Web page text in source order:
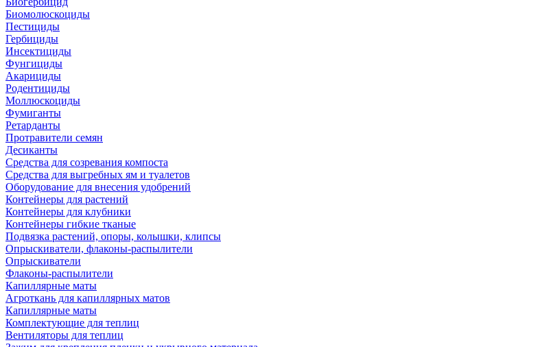
Биомолюскоциды
Пестициды
Гербициды
Инсектициды
Фунгициды
Акарициды
Родентициды
Моллюскоциды
Фумиганты
Ретарданты
Протравители семян
Десиканты
Средства для созревания компоста
Средства для выгребных ям и туалетов
Оборудование для внесения удобрений
Контейнеры для растений
Контейнеры для клубники
Контейнеры гибкие тканые
Подвязка растений, опоры, колышки, клипсы
Опрыскиватели, флаконы-распылители
Опрыскиватели
Флаконы-распылители
Капиллярные маты
Агроткань для капиллярных матов
Капиллярные маты
Комплектующие для теплиц
Вентиляторы для теплиц